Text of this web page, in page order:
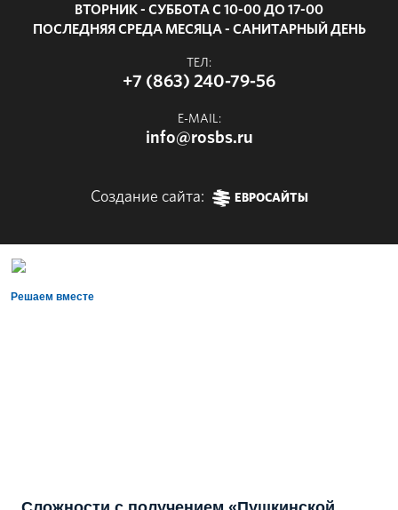
ВТОРНИК - СУББОТА С 10-00 ДО 17-00
ПОСЛЕДНЯЯ СРЕДА МЕСЯЦА - САНИТАРНЫЙ ДЕНЬ
ТЕЛ:
+7 (863) 240-79-56
E-MAIL:
info@rosbs.ru
Создание сайта: ЕВРОСАЙТЫ
Решаем вместе